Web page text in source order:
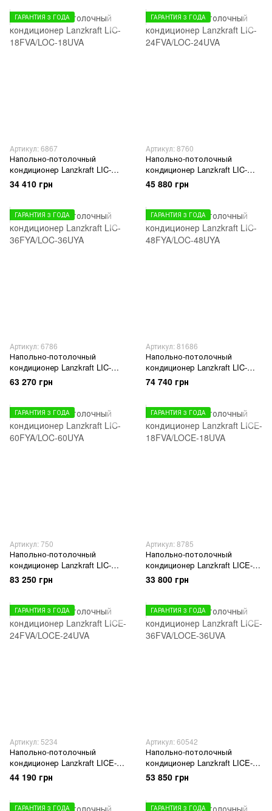
ГАРАНТИЯ 3 ГОДА
Артикул: 6867
Напольно-потолочный
кондиционер Lanzkraft LIC-
18FVA/LOC-18UVA
34 410 грн
ГАРАНТИЯ 3 ГОДА
Артикул: 8760
Напольно-потолочный
кондиционер Lanzkraft LIC-
24FVA/LOC-24UVA
45 880 грн
ГАРАНТИЯ 3 ГОДА
Артикул: 6786
Напольно-потолочный
кондиционер Lanzkraft LIC-
36FYA/LOC-36UYA
63 270 грн
ГАРАНТИЯ 3 ГОДА
Артикул: 81686
Напольно-потолочный
кондиционер Lanzkraft LIC-
48FYA/LOC-48UYA
74 740 грн
ГАРАНТИЯ 3 ГОДА
Артикул: 750
Напольно-потолочный
кондиционер Lanzkraft LIC-
60FYA/LOC-60UYA
83 250 грн
ГАРАНТИЯ 3 ГОДА
Артикул: 8785
Напольно-потолочный
кондиционер Lanzkraft LICE-
18FVA/LOCE-18UVA
33 800 грн
ГАРАНТИЯ 3 ГОДА
Артикул: 5234
Напольно-потолочный
кондиционер Lanzkraft LICE-
24FVA/LOCE-24UVA
44 190 грн
ГАРАНТИЯ 3 ГОДА
Артикул: 60542
Напольно-потолочный
кондиционер Lanzkraft LICE-
36FVA/LOCE-36UVA
53 850 грн
ГАРАНТИЯ 3 ГОДА ГАРАНТИЯ 3 ГОДА